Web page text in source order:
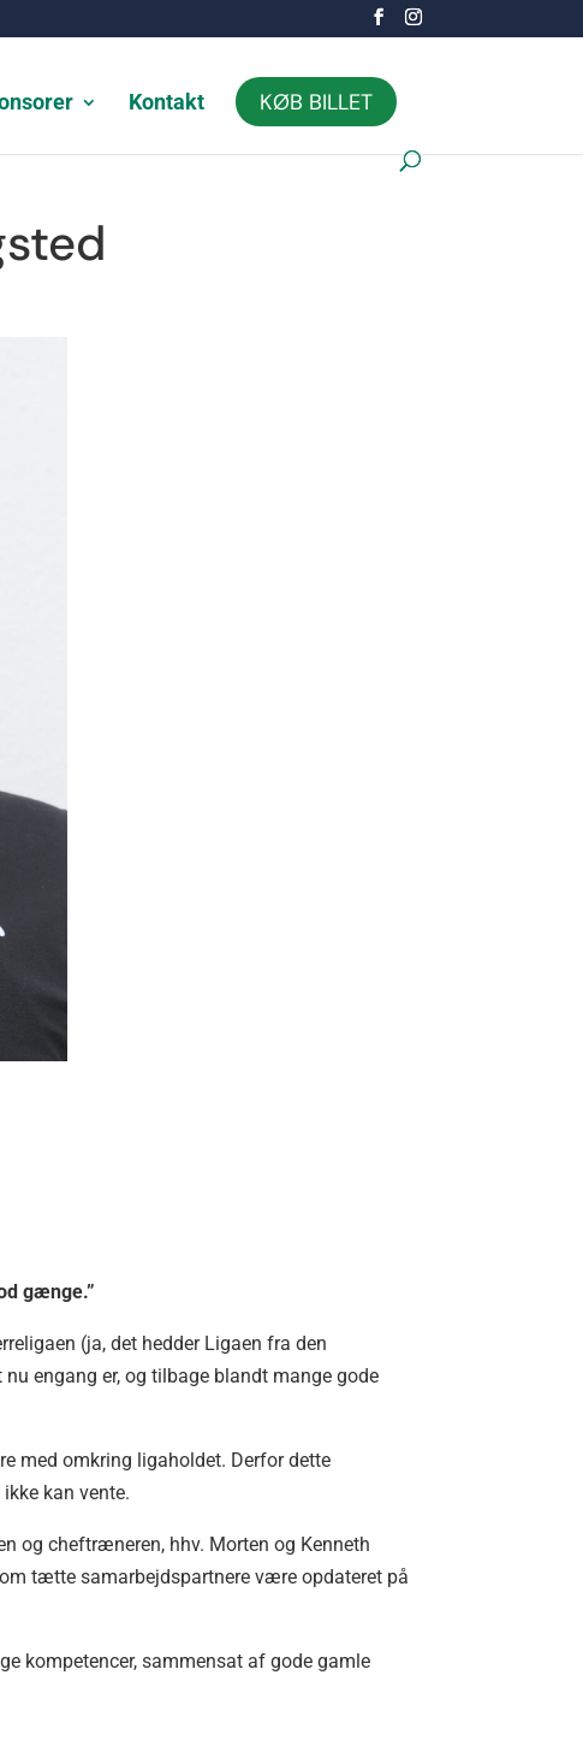
Kontakt KØB BILLET
gænge.”
(ja, det hedder Ligaen fra den
engang er, og tilbage blandt mange gode
med omkring ligaholdet. Derfor dette
kan vente.
og cheftræneren, hhv. Morten og Kenneth
tætte samarbejdspartnere være opdateret på
kompetencer, sammensat af gode gamle